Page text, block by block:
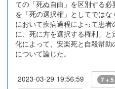
ての「死ぬ自由」を区別する必
を「死の選択権」としてでは
において疾病過程によって患
に、死に方を選択する権利」
化によって、安楽死と自殺幇
について論じた。
2023-03-29 19:56:59 7 + 5